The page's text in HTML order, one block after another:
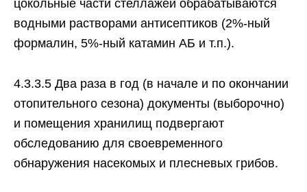
цокольные части стеллажей обрабатываются
водными растворами антисептиков (2%-ный
формалин, 5%-ный катамин АБ и т.п.).
4.3.3.5 Два раза в год (в начале и по окончании
отопительного сезона) документы (выборочно)
и помещения хранилищ подвергают
обследованию для своевременного
обнаружения насекомых и плесневых грибов.